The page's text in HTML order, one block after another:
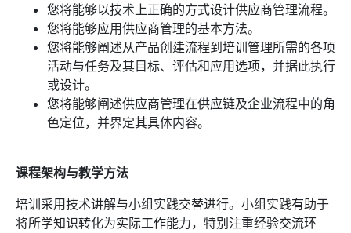
您将能够以技术上正确的方式设计供应商管理流程。
您将能够应用供应商管理的基本方法。
您将能够阐述从产品创建流程到培训管理所需的各项
活动与任务及其目标、评估和应用选项，并据此执行
或设计。
您将能够阐述供应商管理在供应链及企业流程中的角
色定位，并界定其具体内容。
课程架构与教学方法
培训采用技术讲解与小组实践交替进行。小组实践有助于
将所学知识转化为实际工作能力，特别注重经验交流环